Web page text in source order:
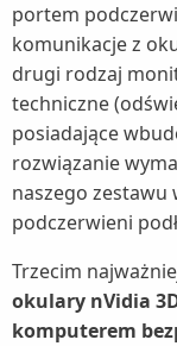
portem
komunikacje z
drugi rodzaj
techniczne
posiadające
rozwiązanie
naszego
podczerwieni
Trzecim
okulary nVidia
komputerem